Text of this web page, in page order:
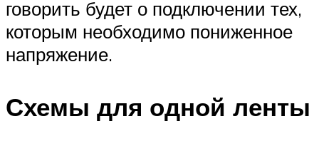
говорить будет о подключении тех,
которым необходимо пониженное
напряжение.
Схемы для одной ленты